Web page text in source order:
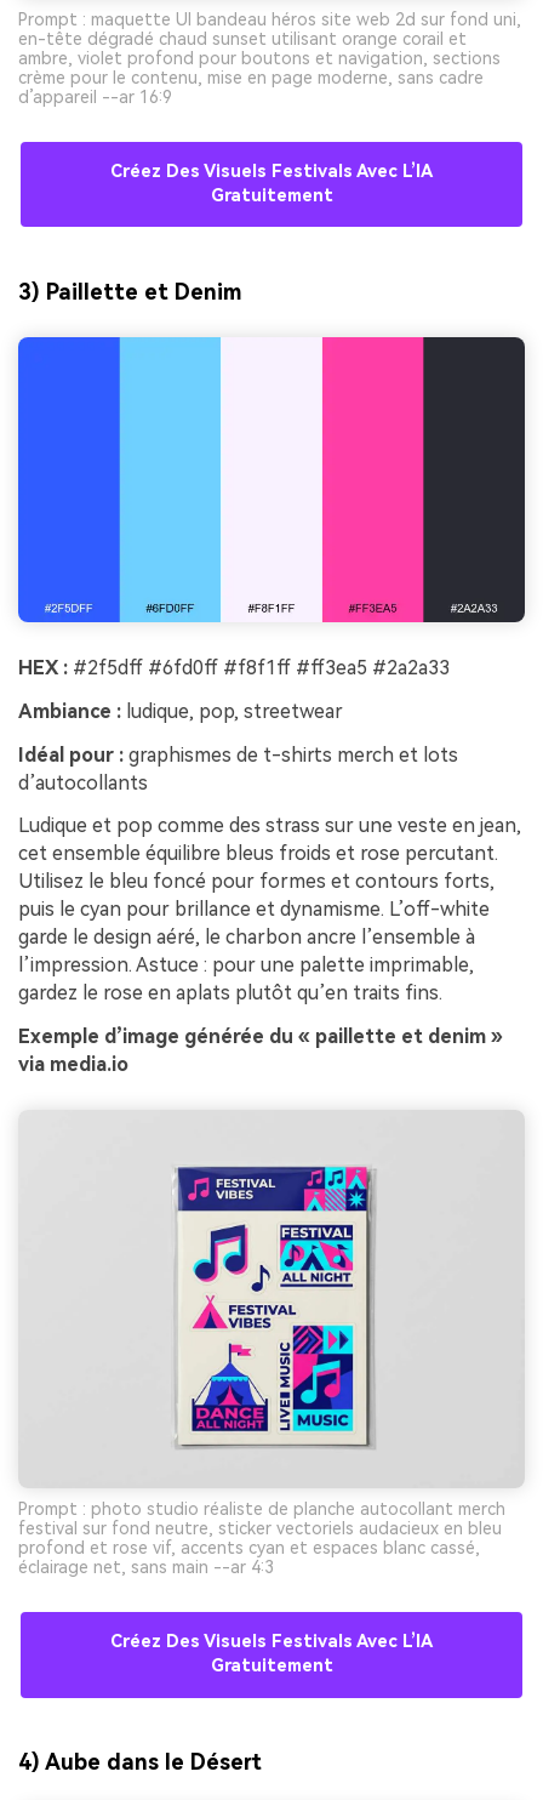
Prompt : maquette UI bandeau héros site web 2d sur fond uni,
en-tête dégradé chaud sunset utilisant orange corail et
ambre, violet profond pour boutons et navigation, sections
crème pour le contenu, mise en page moderne, sans cadre
d’appareil --ar 16:9
Créez Des Visuels Festivals Avec L’IA
Gratuitement
3) Paillette et Denim
HEX : #2f5dff #6fd0ff #f8f1ff #ff3ea5 #2a2a33
Ambiance : ludique, pop, streetwear
Idéal pour : graphismes de t-shirts merch et lots
d’autocollants
Ludique et pop comme des strass sur une veste en jean,
cet ensemble équilibre bleus froids et rose percutant.
Utilisez le bleu foncé pour formes et contours forts,
puis le cyan pour brillance et dynamisme. L’off-white
garde le design aéré, le charbon ancre l’ensemble à
l’impression. Astuce : pour une palette imprimable,
gardez le rose en aplats plutôt qu’en traits fins.
Exemple d’image générée du « paillette et denim »
via media.io
Prompt : photo studio réaliste de planche autocollant merch
festival sur fond neutre, sticker vectoriels audacieux en bleu
profond et rose vif, accents cyan et espaces blanc cassé,
éclairage net, sans main --ar 4:3
Créez Des Visuels Festivals Avec L’IA
Gratuitement
4) Aube dans le Désert